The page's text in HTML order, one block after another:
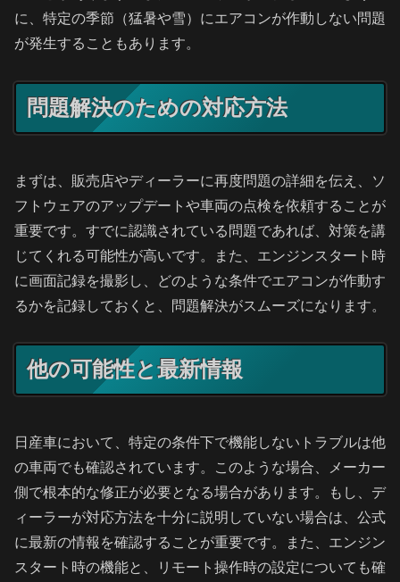
に、特定の季節（猛暑や雪）にエアコンが作動しない問題
が発生することもあります。
問題解決のための対応方法
まずは、販売店やディーラーに再度問題の詳細を伝え、ソ
フトウェアのアップデートや車両の点検を依頼することが
重要です。すでに認識されている問題であれば、対策を講
じてくれる可能性が高いです。また、エンジンスタート時
に画面記録を撮影し、どのような条件でエアコンが作動す
るかを記録しておくと、問題解決がスムーズになります。
他の可能性と最新情報
日産車において、特定の条件下で機能しないトラブルは他
の車両でも確認されています。このような場合、メーカー
側で根本的な修正が必要となる場合があります。もし、デ
ィーラーが対応方法を十分に説明していない場合は、公式
に最新の情報を確認することが重要です。また、エンジン
スタート時の機能と、リモート操作時の設定についても確